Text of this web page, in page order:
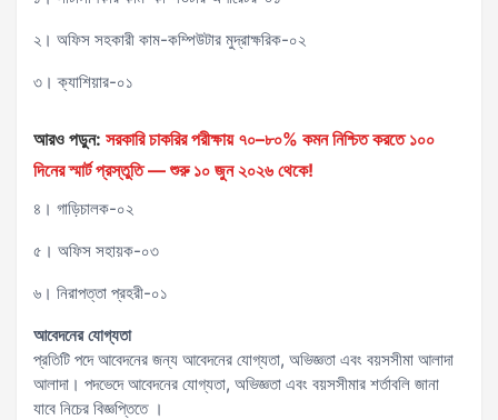
২। অফিস সহকারী কাম-কম্পিউটার মুদ্রাক্ষরিক-০২
৩। ক্যাশিয়ার-০১
আরও পড়ুন: সরকারি চাকরির পরীক্ষায় ৭০–৮০% কমন নিশ্চিত করতে ১০০
দিনের স্মার্ট প্রস্তুতি — শুরু ১০ জুন ২০২৬ থেকে!
৪। গাড়িচালক-০২
৫। অফিস সহায়ক-০৩
৬। নিরাপত্তা প্রহরী-০১
আবেদনেরযোগ্যতা
প্রতিটি পদে আবেদনের জন্য আবেদনের যোগ্যতা, অভিজ্ঞতা এবং বয়সসীমা আলাদা
আলাদা। পদভেদে আবেদনের যোগ্যতা, অভিজ্ঞতা এবং বয়সসীমার শর্তাবলি জানা
যাবে নিচের বিজ্ঞপ্তিতে ।